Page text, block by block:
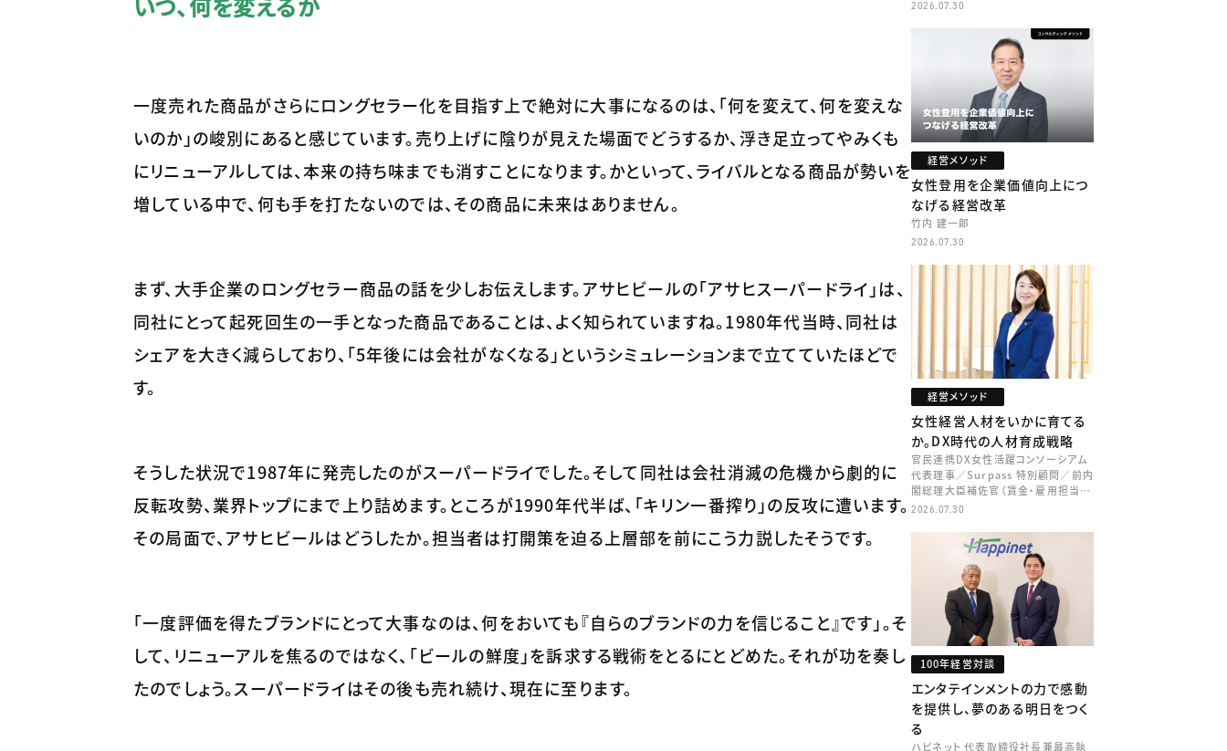
一度売れた商品がさらにロングセラー化を目指す上で絶対に大事になるのは、「何を変えて、何を変えな
いのか」の峻別にあると感じています。売り上げに陰りが見えた場面でどうするか、浮き足立ってやみくも
にリニューアルしては、本来の持ち味までも消すことになります。かといって、ライバルとなる商品が勢いを
増している中で、何も手を打たないのでは、その商品に未来はありません。
まず、大手企業のロングセラー商品の話を少しお伝えします。アサヒビールの「アサヒスーパードライ」は、
同社にとって起死回生の一手となった商品であることは、よく知られていますね。1980年代当時、同社は
シェアを大きく減らしており、「5年後には会社がなくなる」というシミュレーションまで立てていたほどで
す。
そうした状況で1987年に発売したのがスーパードライでした。そして同社は会社消滅の危機から劇的に
反転攻勢、業界トップにまで上り詰めます。ところが1990年代半ば、「キリン一番搾り」の反攻に遭います。
その局面で、アサヒビールはどうしたか。担当者は打開策を迫る上層部を前にこう力説したそうです。
「一度評価を得たブランドにとって大事なのは、何をおいても『自らのブランドの力を信じること』です」。そ
して、リニューアルを焦るのではなく、「ビールの鮮度」を訴求する戦術をとるにとどめた。それが功を奏し
たのでしょう。スーパードライはその後も売れ続け、現在に至ります。
2026.07.30
経営メソッド
女性登用を企業価値向上につ
なげる経営改革
竹内 建一郎
2026.07.30
経営メソッド
女性経営人材をいかに育てる
か。DX時代の人材育成戦略
官民連携DX女性活躍コンソーシアム
代表理事／Surpass 特別顧問／前内
閣総理大臣補佐官（賃金・雇用担当）
矢田 稚子
2026.07.30
100年経営対談
エンタテインメントの力で感動
を提供し、夢のある明日をつく
る
ハピネット 代表取締役社長兼最高執